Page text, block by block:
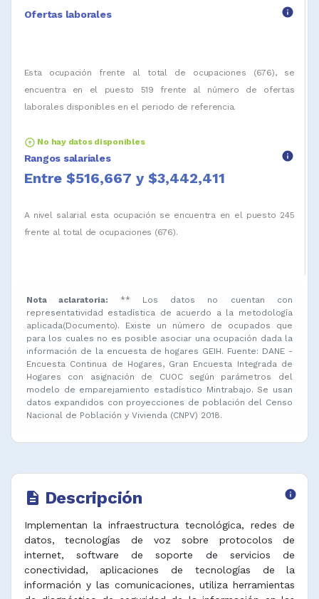
Ofertas laborales info
Esta ocupación frente al total de ocupaciones (676), se
encuentra en el puesto 519 frente al número de ofertas
laborales disponibles en el periodo de referencia.
arrow_circle_up No hay datos disponibles
Rangos salariales info
Entre $516,667 y $3,442,411
A nivel salarial esta ocupación se encuentra en el puesto 245
frente al total de ocupaciones (676).
Nota aclaratoria:
** Los datos no cuentan con
representatividad estadística de acuerdo a la metodología
aplicada(Documento). Existe un número de ocupados que
para los cuales no es posible asociar una ocupación dada la
información de la encuesta de hogares GEIH. Fuente: DANE -
Encuesta Continua de Hogares, Gran Encuesta Integrada de
Hogares con asignación de CUOC según parámetros del
modelo de emparejamiento estadístico Mintrabajo. Se usan
datos expandidos con proyecciones de población del Censo
Nacional de Población y Vivienda (CNPV) 2018.
description Descripción info
Implementan la infraestructura tecnológica, redes de
datos, tecnologías de voz sobre protocolos de
internet, software de soporte de servicios de
conectividad, aplicaciones de tecnologías de la
información y las comunicaciones, utiliza herramientas